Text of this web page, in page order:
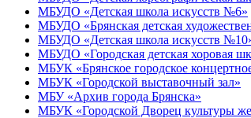
МБУДО «Детская школа искусств №6»
МБУДО «Брянская детская
МБУДО «Детская школа искусств
МБУДО «Городская детская хоровая
МБУК «Брянское городское
МБУК «Городской выставочный зал»
МБУ «Архив города Брянска»
МБУК «Городской Дворец культуры